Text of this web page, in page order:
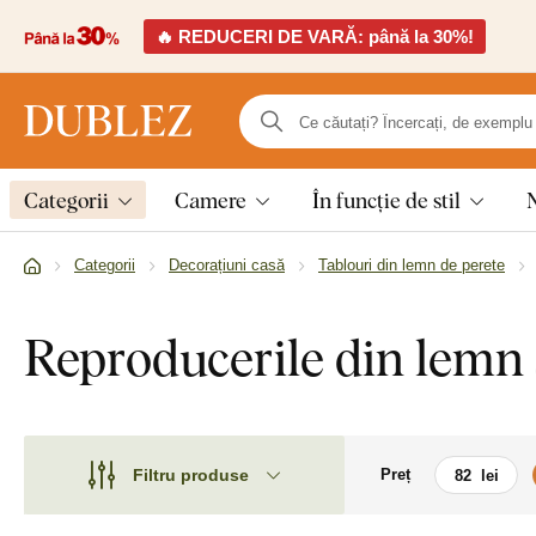
🔥 REDUCERI DE VARĂ: până la 30%!
Categorii Camere În funcție de stil
Categorii Decorațiuni casă Tablouri din lemn de perete
Reproducerile din
Filtru produse
Motiv Preț
Motiv